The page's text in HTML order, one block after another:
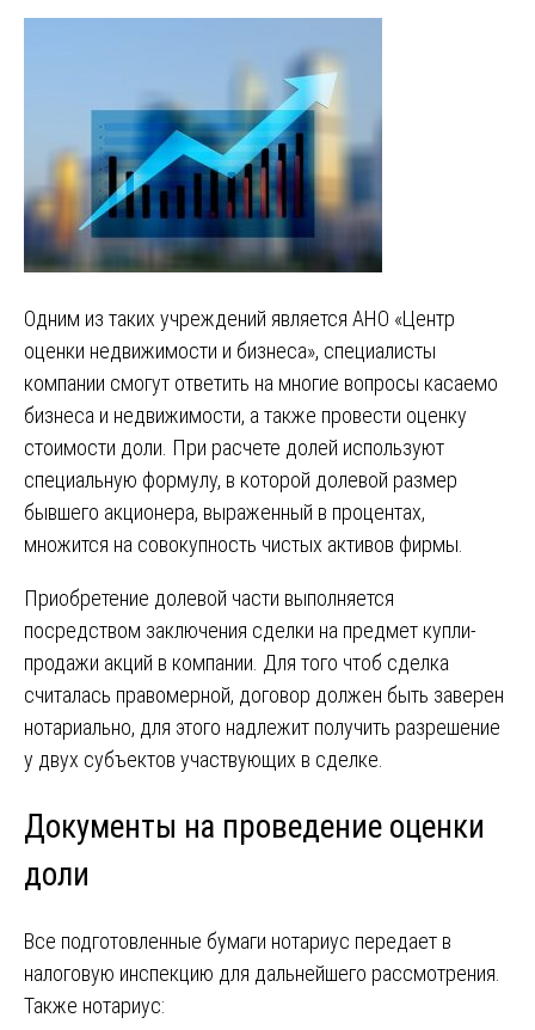
Одним из таких учреждений является АНО «Центр
оценки недвижимости и бизнеса», специалисты
компании смогут ответить на многие вопросы касаемо
бизнеса и недвижимости, а также провести оценку
стоимости доли. При расчете долей используют
специальную формулу, в которой долевой размер
бывшего акционера, выраженный в процентах,
множится на совокупность чистых активов фирмы.
Приобретение долевой части выполняется
посредством заключения сделки на предмет купли-
продажи акций в компании. Для того чтоб сделка
считалась правомерной, договор должен быть заверен
нотариально, для этого надлежит получить разрешение
у двух субъектов участвующих в сделке.
Документы на проведение оценки
доли
Все подготовленные бумаги нотариус передает в
налоговую инспекцию для дальнейшего рассмотрения.
Также нотариус: